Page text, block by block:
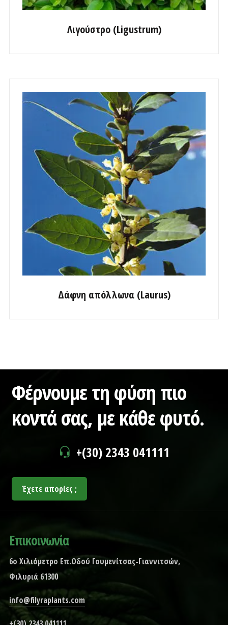
Λιγούστρο (Ligustrum)
Δάφνη απόλλωνα (Laurus)
Φέρνουμε τη φύση πιο
κοντά σας, με κάθε φυτό.
+(30) 2343 041111
Έχετε απορίες ;
Επικοινωνία
6ο Χιλιόμετρο Επ.Οδού Γουμενίτσας-Γιαννιτσών,
Φιλυριά 61300
info@filyraplants.com